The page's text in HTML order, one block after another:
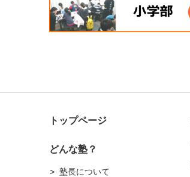
トップページ
どんな塾？
塾長について